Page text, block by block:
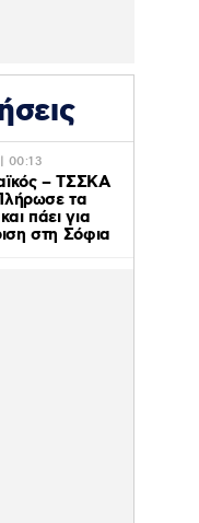
00:13
– ΤΣΣΚΑ
τα
πάει για
στη Σόφια